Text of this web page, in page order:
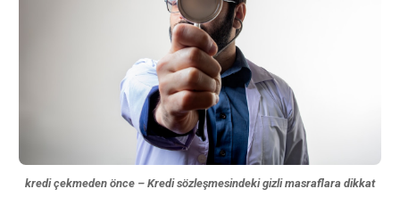
kredi çekmeden önce – Kredi sözleşmesindeki gizli masraflara dikkat